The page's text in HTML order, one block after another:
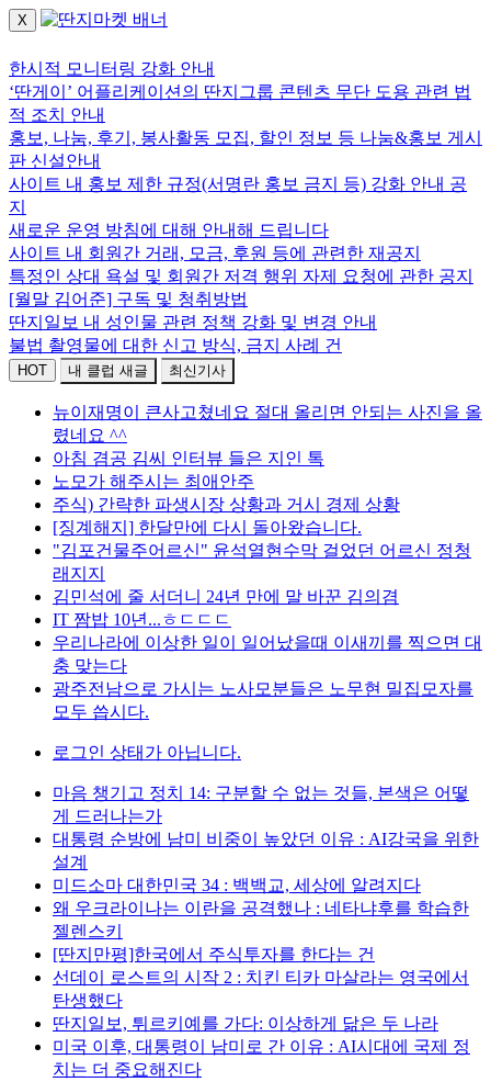
X
한시적 모니터링 강화 안내
‘딴게이’ 어플리케이션의 딴지그룹 콘텐츠 무단 도용 관련 법
적 조치 안내
홍보, 나눔, 후기, 봉사활동 모집, 할인 정보 등 나눔&홍보 게시
판 신설안내
사이트 내 홍보 제한 규정(서명란 홍보 금지 등) 강화 안내 공
지
새로운 운영 방침에 대해 안내해 드립니다
사이트 내 회원간 거래, 모금, 후원 등에 관련한 재공지
특정인 상대 욕설 및 회원간 저격 행위 자제 요청에 관한 공지
[월말 김어준] 구독 및 청취방법
딴지일보 내 성인물 관련 정책 강화 및 변경 안내
불법 촬영물에 대한 신고 방식, 금지 사례 건
HOT 내 클럽 새글 최신기사
뉴이재명이 큰사고쳤네요 절대 올리면 안되는 사진을 올
렸네요 ^^
아침 겸공 김씨 인터뷰 들은 지인 톡
노모가 해주시는 최애안주
주식) 간략한 파생시장 상황과 거시 경제 상황
[징계해지] 한달만에 다시 돌아왔습니다.
"김포건물주어르신" 윤석열현수막 걸었던 어르신 정청
래지지
김민석에 줄 서더니 24년 만에 말 바꾼 김의겸
IT 짬밥 10년...ㅎㄷㄷㄷ
우리나라에 이상한 일이 일어났을때 이새끼를 찍으면 대
충 맞는다
광주전남으로 가시는 노사모분들은 노무현 밀집모자를
모두 씁시다.
로그인 상태가 아닙니다.
마음 챙기고 정치 14: 구분할 수 없는 것들, 본색은 어떻
게 드러나는가
대통령 순방에 남미 비중이 높았던 이유 : AI강국을 위한
설계
미드소마 대한민국 34 : 백백교, 세상에 알려지다
왜 우크라이나는 이란을 공격했나 : 네타냐후를 학습한
젤렌스키
[딴지만평]한국에서 주식투자를 한다는 건
선데이 로스트의 시작 2 : 치킨 티카 마살라는 영국에서
탄생했다
딴지일보, 튀르키예를 가다: 이상하게 닮은 두 나라
미국 이후, 대통령이 남미로 간 이유 : AI시대에 국제 정
치는 더 중요해진다